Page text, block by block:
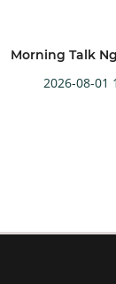
Morning Talk
2026-08-01